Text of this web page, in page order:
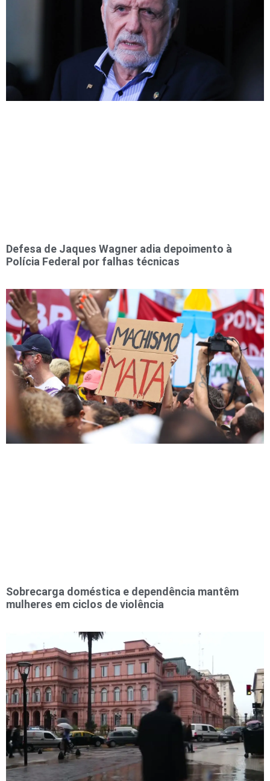
Defesa de Jaques Wagner adia depoimento à
Polícia Federal por falhas técnicas
Sobrecarga doméstica e dependência mantêm
mulheres em ciclos de violência